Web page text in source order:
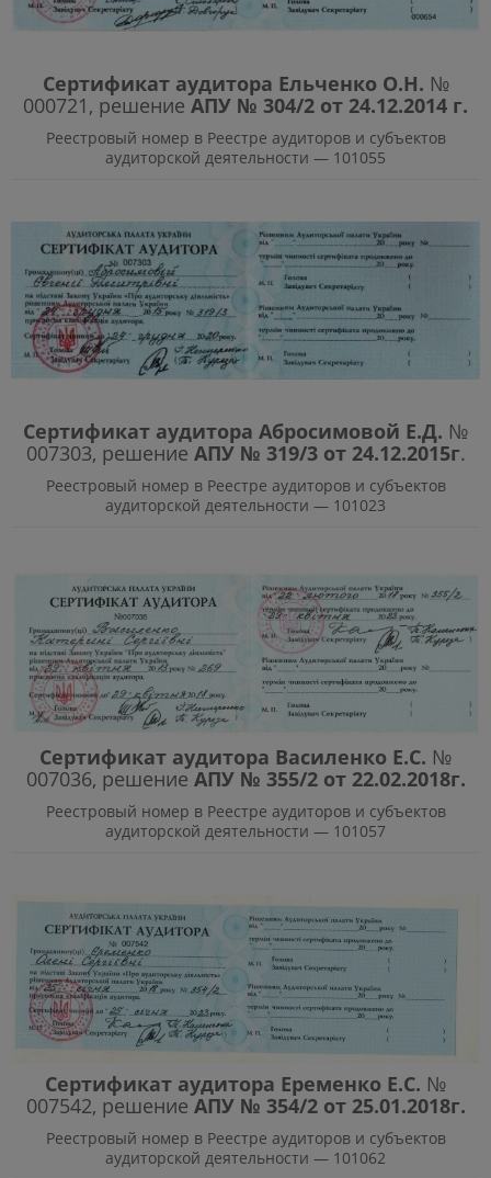
Сертификат аудитора Ельченко О.Н. №
000721, решение АПУ № 304/2 от 24.12.2014 г.
Реестровый номер в Реестре аудиторов и субъектов
аудиторской деятельности — 101055
Сертификат аудитора Абросимовой Е.Д. №
007303, решение АПУ № 319/3 от 24.12.2015г.
Реестровый номер в Реестре аудиторов и субъектов
аудиторской деятельности — 101023
Сертификат аудитора Василенко Е.С. №
007036, решение АПУ № 355/2 от 22.02.2018г.
Реестровый номер в Реестре аудиторов и субъектов
аудиторской деятельности — 101057
Сертификат аудитора Еременко Е.С. №
007542, решение АПУ № 354/2 от 25.01.2018г.
Реестровый номер в Реестре аудиторов и субъектов
аудиторской деятельности — 101062